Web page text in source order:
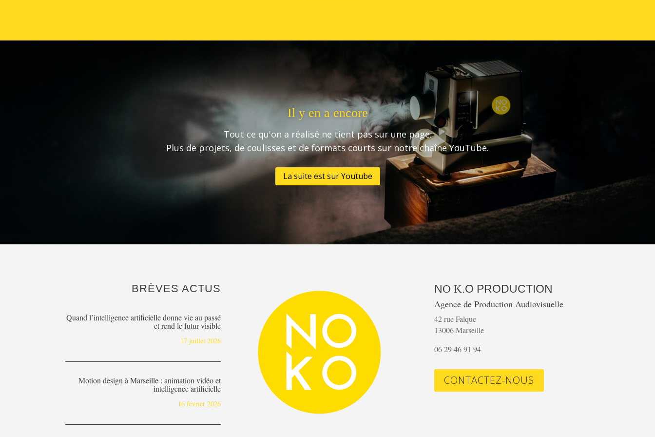
Il y en a encore
Tout ce qu'on a réalisé ne tient pas sur une page.
Plus de projets, de coulisses et de formats courts sur notre chaîne YouTube.
La suite est sur Youtube
BRÈVES ACTUS
Quand l’intelligence artificielle donne vie au passé
et rend le futur visible
17 juillet 2026
Motion design à Marseille : animation vidéo et
intelligence artificielle
16 février 2026
NO K.O PRODUCTION
Agence de Production Audiovisuelle
42 rue Falque
13006 Marseille
06 29 46 91 94
CONTACTEZ-NOUS